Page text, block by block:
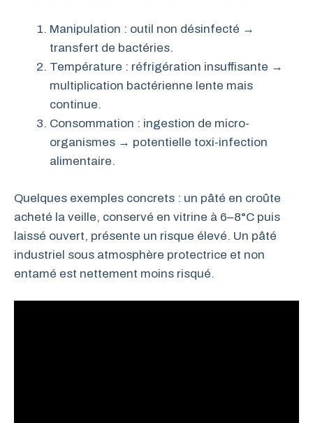
Manipulation : outil non désinfecté →
transfert de bactéries.
Température : réfrigération insuffisante →
multiplication bactérienne lente mais
continue.
Consommation : ingestion de micro-
organismes → potentielle toxi-infection
alimentaire.
Quelques exemples concrets : un pâté en croûte
acheté la veille, conservé en vitrine à 6–8°C puis
laissé ouvert, présente un risque élevé. Un pâté
industriel sous atmosphère protectrice et non
entamé est nettement moins risqué.